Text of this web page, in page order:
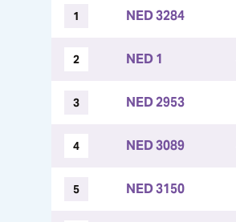
1 NED 3284
2 NED 1
3 NED 2953
4 NED 3089
5 NED 3150